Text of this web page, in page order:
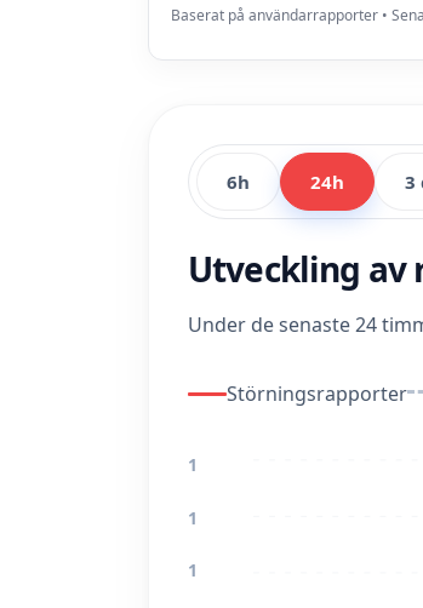
Baserat på användarrapporter •
6h 24h 3
Utveckling av
Under de senaste 24
Störningsrapporter
1
1
1